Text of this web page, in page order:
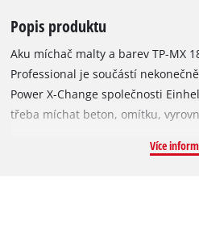
Popis produktu
Aku míchač malty a barev TP-MX
Professional je součástí
Power X-Change společnosti
třeba míchat beton, omítku,
ruce přesně ten správný nástroj.
Více